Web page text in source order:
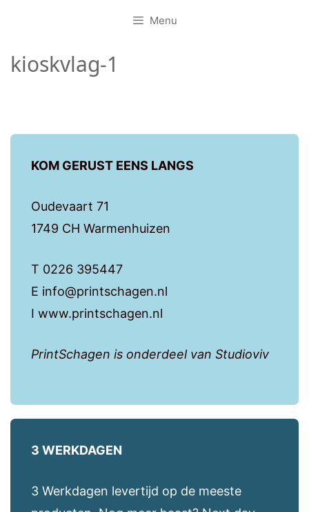
Menu
kioskvlag-1
KOM GERUST EENS LANGS
Oudevaart 71
1749 CH Warmenhuizen
T 0226 395447
E info@printschagen.nl
I www.printschagen.nl
PrintSchagen is onderdeel van Studioviv
3 WERKDAGEN
3 Werkdagen levertijd op de meeste